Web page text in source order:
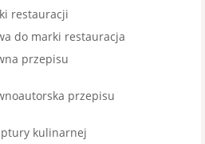
restauracji
do marki restauracja
przepisu
przepisu
kulinarnej